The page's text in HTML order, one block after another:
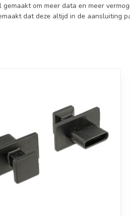
om meer data en meer
dat deze altijd in de aansluiting